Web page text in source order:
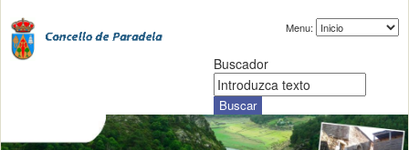
Menu:
Buscador